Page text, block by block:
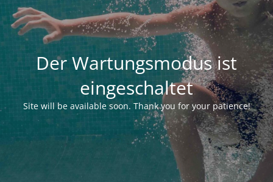
Der Wartungsmodus ist
eingeschaltet
Site will be available soon. Thank you for your patience!